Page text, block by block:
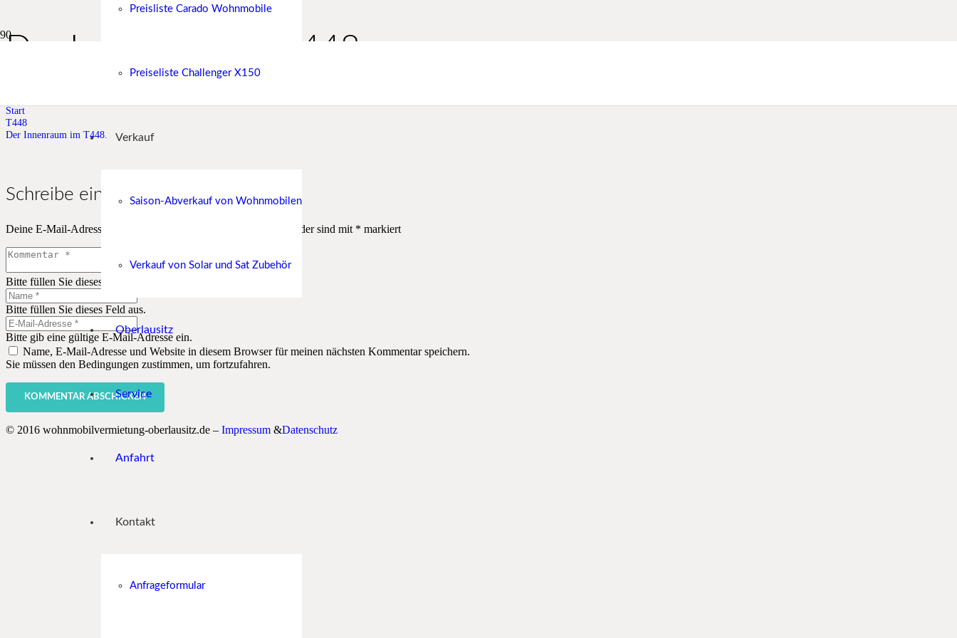
Preisliste Carado Wohnmobile
Preiseliste Challenger X150
Verkauf
Saison-Abverkauf von Wohnmobilen
Verkauf von Solar und Sat Zubehör
Oberlausitz
Service
Anfahrt
Kontakt
Anfrageformular
Der Innenraum im T448.
Start
T448
Der Innenraum im T448.
Schreibe einen Kommentar
Deine E-Mail-Adresse wird nicht veröffentlicht. Erforderliche Felder sind mit * markiert
Bitte füllen Sie dieses Feld aus.
Bitte füllen Sie dieses Feld aus.
Bitte gib eine gültige E-Mail-Adresse ein.
Name, E-Mail-Adresse und Website in diesem Browser für meinen nächsten Kommentar speichern.
Sie müssen den Bedingungen zustimmen, um fortzufahren.
KOMMENTAR ABSCHICKEN
© 2016 wohnmobilvermietung-oberlausitz.de – Impressum &Datenschutz